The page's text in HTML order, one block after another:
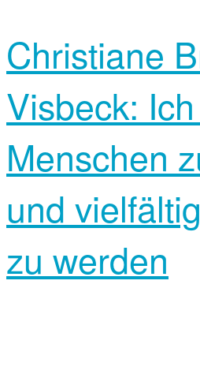
Christiane
Visbeck:
Menschen
und
zu werden